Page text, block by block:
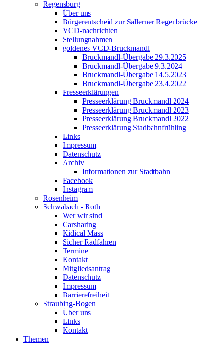
Regensburg
Über uns
Bürgerentscheid zur Sallerner Regenbrücke
VCD-nachrichten
Stellungnahmen
goldenes VCD-Bruckmandl
Bruckmandl-Übergabe 29.3.2025
Bruckmandl-Übergabe 9.3.2024
Bruckmandl-Übergabe 14.5.2023
Bruckmandl-Übergabe 23.4.2022
Presseerklärungen
Presseerklärung Bruckmandl 2024
Presseerklärung Bruckmandl 2023
Presseerklärung Bruckmandl 2022
Presseerklärung Stadbahnfrühling
Links
Impressum
Datenschutz
Archiv
Informationen zur Stadtbahn
Facebook
Instagram
Rosenheim
Schwabach - Roth
Wer wir sind
Carsharing
Kidical Mass
Sicher Radfahren
Termine
Kontakt
Mitgliedsantrag
Datenschutz
Impressum
Barrierefreiheit
Straubing-Bogen
Über uns
Links
Kontakt
Themen